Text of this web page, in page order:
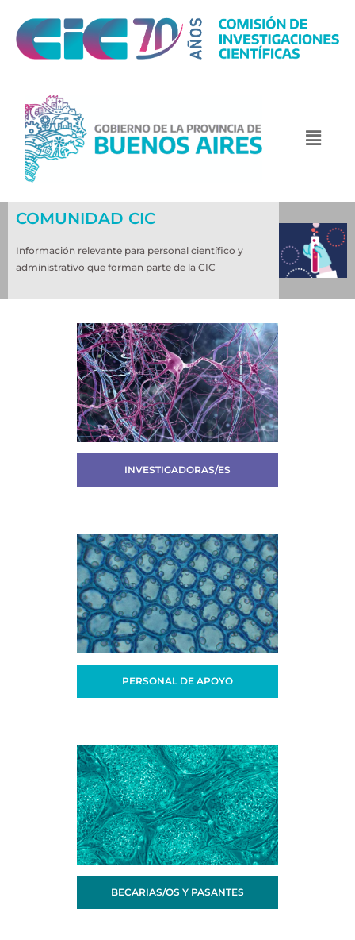
COMUNIDAD CIC
Información relevante para personal científico y
administrativo que forman parte de la CIC
INVESTIGADORAS/ES
PERSONAL DE APOYO
BECARIAS/OS Y PASANTES